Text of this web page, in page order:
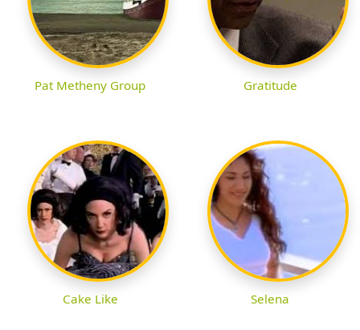
Pat Metheny Group Gratitude
Cake Like Selena